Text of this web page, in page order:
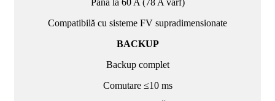
Până la 60 A (78 A vârf)
Compatibilă cu sisteme FV supradimensionate
BACKUP
Backup complet
Comutare ≤10 ms